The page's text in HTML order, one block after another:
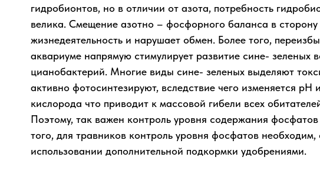
гидробионтов, но в отличии от азота, потребность
велика. Смещение азотно – фосфорного баланса в сторону
жизнедеятельность и нарушает обмен. Более того,
аквариуме напрямую стимулирует развитие сине- зеленых
цианобактерий. Многие виды сине- зеленых выделяют
активно фотосинтезируют, вследствие чего изменяется рН
кислорода что приводит к массовой гибели всех
Поэтому, так важен контроль уровня содержания
того, для травников контроль уровня фосфатов
использовании дополнительной подкормки удобрениями.